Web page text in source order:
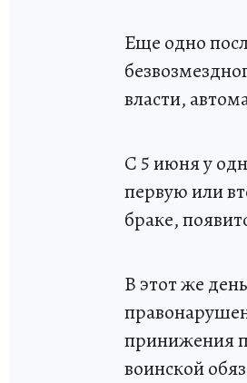
Еще одно
власти,
С 5 июня у
первую или
браке,
В этот же
принижения
воинской